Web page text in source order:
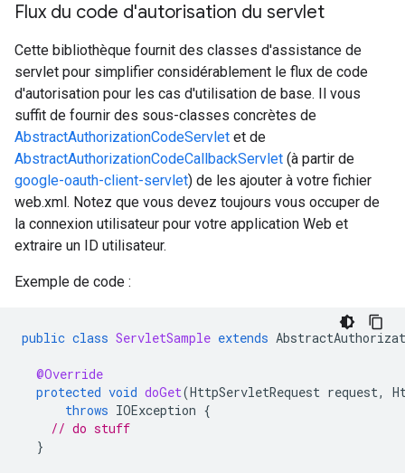
Flux du code d'autorisation du servlet
Cette bibliothèque fournit des classes d'assistance de
servlet pour simplifier considérablement le flux de code
d'autorisation pour les cas d'utilisation de base. Il vous
suffit de fournir des sous-classes concrètes de
AbstractAuthorizationCodeServlet et de
AbstractAuthorizationCodeCallbackServlet (à partir de
google-oauth-client-servlet) de les ajouter à votre fichier
web.xml. Notez que vous devez toujours vous occuper de
la connexion utilisateur pour votre application Web et
extraire un ID utilisateur.
Exemple de code :
public class ServletSample extends
@Override
protected void doGet(HttpServletRequest request,
throws IOException {
// do stuff
}